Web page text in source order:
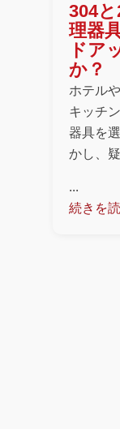
304
理器
ドア
か？
ホテル
キッチ
器具を
かし、
...
続きを